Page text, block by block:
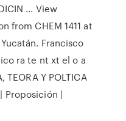
... View
from CHEM 1411 at
Francisco
ra te nt xt el o a
Y POLTICA
Proposición |